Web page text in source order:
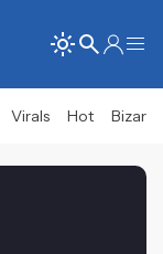
Virals Hot Bizar